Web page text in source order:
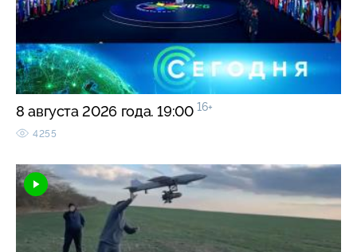
8 августа 2026 года. 19:00 16+
4255